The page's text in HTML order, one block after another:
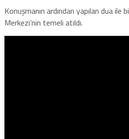
Konuşmanın ardından yapılan dua ile
Merkezi’nin temeli atıldı.